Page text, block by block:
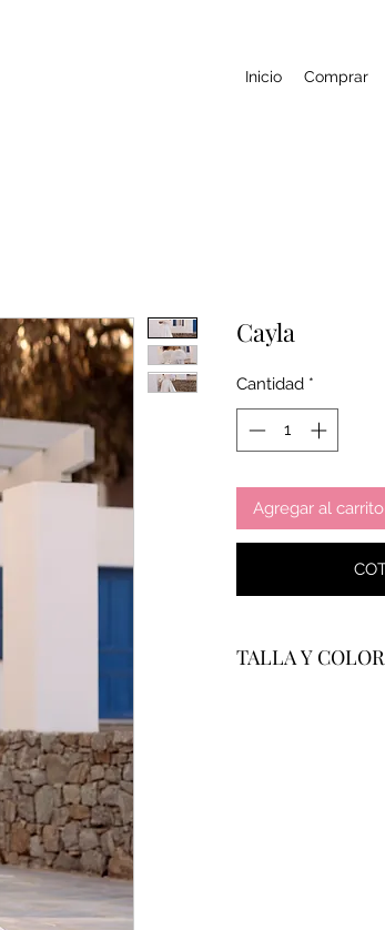
Inicio Comprar
Cayla
Cantidad *
Agregar al carrito
TALLA Y COLOR